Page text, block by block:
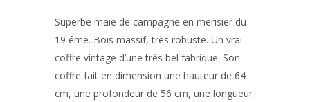
Superbe maie de campagne en merisier du
19 éme. Bois massif, très robuste. Un vrai
coffre vintage d’une très bel fabrique. Son
coffre fait en dimension une hauteur de 64
cm, une profondeur de 56 cm, une longueur